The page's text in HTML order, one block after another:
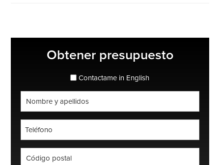
lateralObtener presupuesto
espanol_espanol
Contactame in English
*